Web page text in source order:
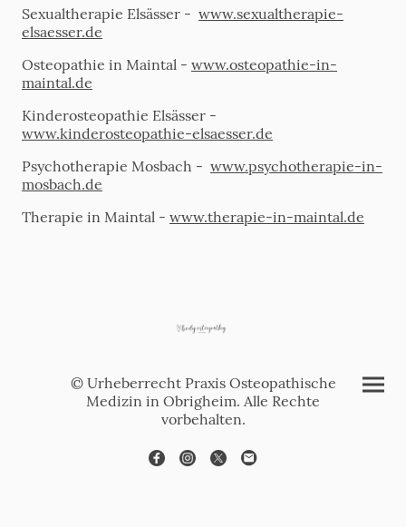
Sexualtherapie Elsässer - www.sexualtherapie-
elsaesser.de
Osteopathie in Maintal - www.osteopathie-in-
maintal.de
Kinderosteopathie Elsässer -
www.kinderosteopathie-elsaesser.de
Psychotherapie Mosbach - www.psychotherapie-in-
mosbach.de
Therapie in Maintal - www.therapie-in-maintal.de
© Urheberrecht Praxis Osteopathische
Medizin in Obrigheim. Alle Rechte
vorbehalten.